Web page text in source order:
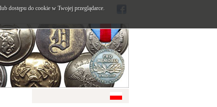
dostępu do cookie w Twojej przeglądarce.